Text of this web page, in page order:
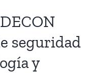
seguridad
y